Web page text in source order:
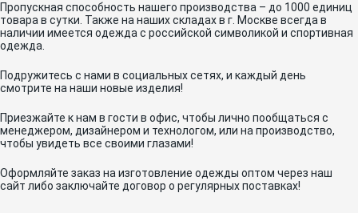
Пропускная способность нашего производства – до 1000 единиц
товара в сутки. Также на наших складах в г. Москве всегда в
наличии имеется одежда с российской символикой и спортивная
одежда.
Подружитесь с нами в социальных сетях, и каждый день
смотрите на наши новые изделия!
Приезжайте к нам в гости в офис, чтобы лично пообщаться с
менеджером, дизайнером и технологом, или на производство,
чтобы увидеть все своими глазами!
Оформляйте заказ на изготовление одежды оптом через наш
сайт либо заключайте договор о регулярных поставках!